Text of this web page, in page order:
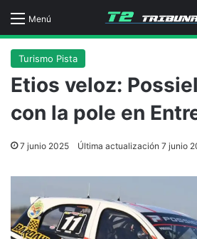
Menú
Turismo Pista
Etios veloz:
con la pole en
7 junio 2025 Última actualización 7 junio